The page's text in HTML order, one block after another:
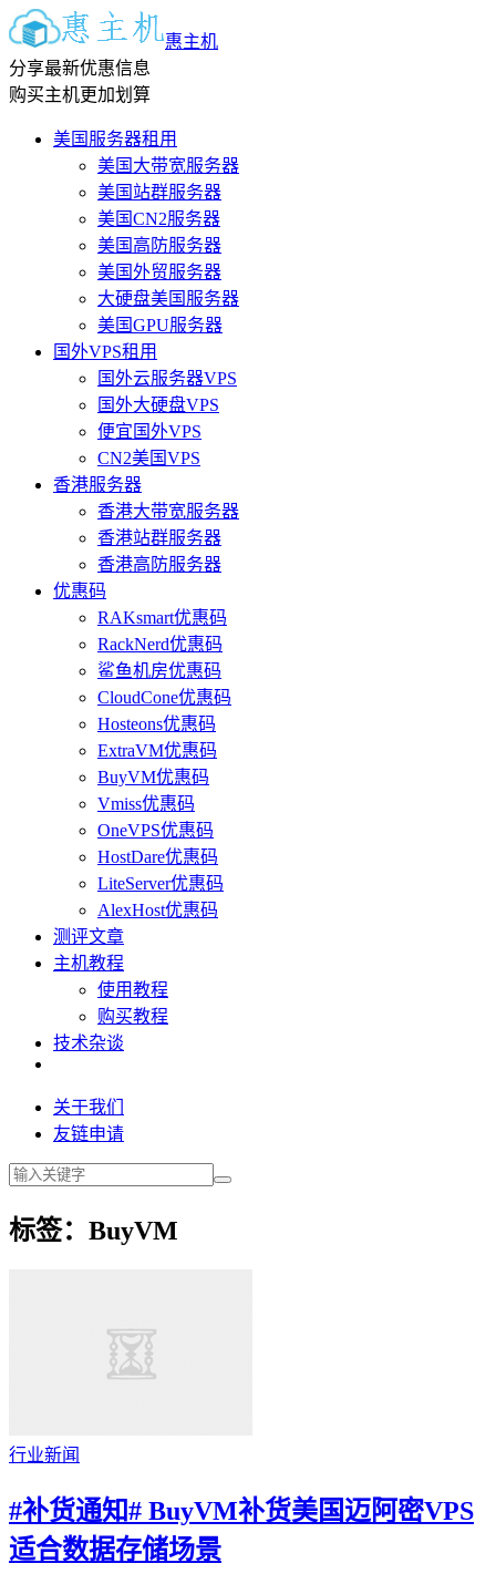
惠主机
分享最新优惠信息
购买主机更加划算
美国服务器租用
美国大带宽服务器
美国站群服务器
美国CN2服务器
美国高防服务器
美国外贸服务器
大硬盘美国服务器
美国GPU服务器
国外VPS租用
国外云服务器VPS
国外大硬盘VPS
便宜国外VPS
CN2美国VPS
香港服务器
香港大带宽服务器
香港站群服务器
香港高防服务器
优惠码
RAKsmart优惠码
RackNerd优惠码
鲨鱼机房优惠码
CloudCone优惠码
Hosteons优惠码
ExtraVM优惠码
BuyVM优惠码
Vmiss优惠码
OneVPS优惠码
HostDare优惠码
LiteServer优惠码
AlexHost优惠码
测评文章
主机教程
使用教程
购买教程
技术杂谈
关于我们
友链申请
标签：BuyVM
行业新闻
#补货通知# BuyVM补货美国迈阿密VPS
适合数据存储场景